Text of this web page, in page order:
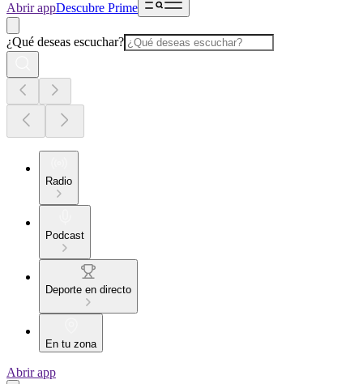
Abrir appDescubre Prime
¿Qué deseas escuchar?
Radio
Podcast
Deporte en directo
En tu zona
Abrir app